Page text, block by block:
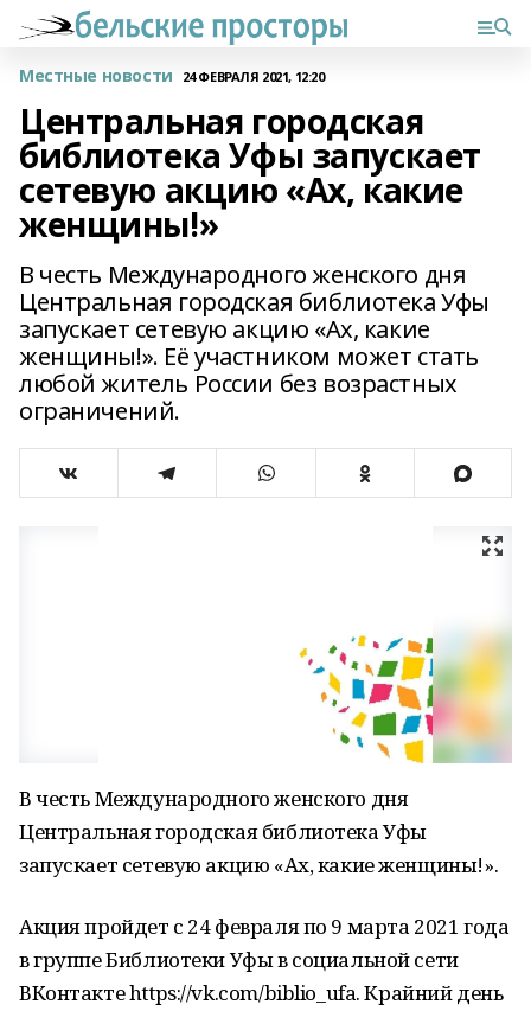
Местные новости 24 ФЕВРАЛЯ 2021, 12:20
Центральная городская
библиотека Уфы запускает
сетевую акцию «Ах, какие
женщины!»
В честь Международного женского дня
Центральная городская библиотека Уфы
запускает сетевую акцию «Ах, какие
женщины!». Её участником может стать
любой житель России без возрастных
ограничений.
В честь Международного женского дня
Центральная городская библиотека Уфы
запускает сетевую акцию «Ах, какие женщины!».
Акция пройдет с 24 февраля по 9 марта 2021 года
в группе Библиотеки Уфы в социальной сети
ВКонтакте https://vk.com/biblio_ufa. Крайний день